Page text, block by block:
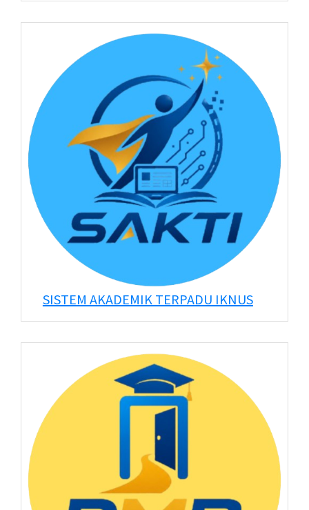
SISTEM AKADEMIK TERPADU IKNUS